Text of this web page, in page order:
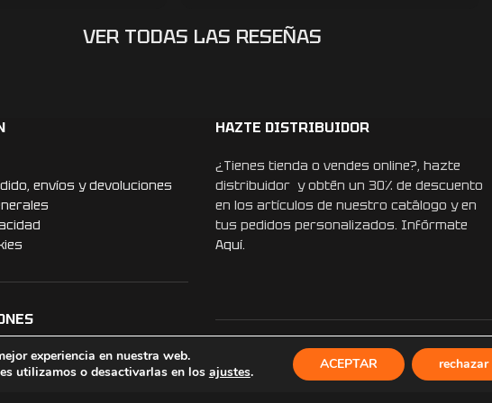
La calidad es
ha sorprendido a
que ponen
a confiar en
regalos. ¡Muchísimas
que un detalle tan
en un recuerdo
VER TODAS LAS RESEÑAS
envíos y devoluciones
HAZTE DISTRIBUIDOR
¿Tienes tienda o vendes online?, hazte
distribuidor y obtén un 30% de descuento
en los artículos de nuestro catálogo y en
tus pedidos personalizados. Infórmate
Aquí.
REDES SOCIALES
experiencia en nuestra web.
utilizamos o desactivarlas en los ajustes. ACEPTAR rechazar